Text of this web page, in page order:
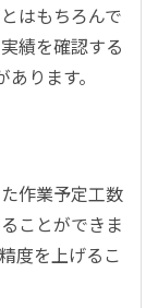
はもちろんで
績を確認する
ります。
作業予定工数
ことができま
度を上げるこ